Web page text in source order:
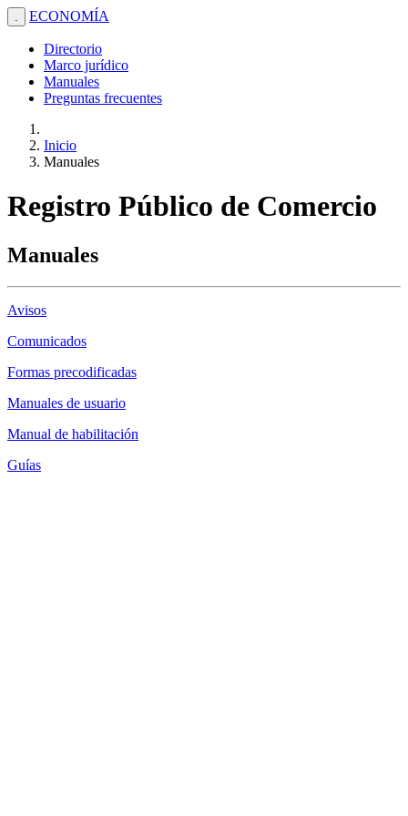
. ECONOMÍA
Directorio
Marco jurídico
Manuales
Preguntas frecuentes
Inicio
Manuales
Registro Público de Comercio
Manuales
Avisos
Comunicados
Formas precodificadas
Manuales de usuario
Manual de habilitación
Guías